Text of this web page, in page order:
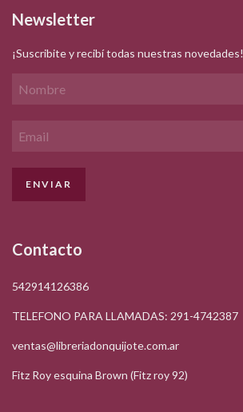
Newsletter
¡Suscribite y recibí todas nuestras novedades!
Contacto
542914126386
TELEFONO PARA LLAMADAS: 291-4742387
ventas@libreriadonquijote.com.ar
Fitz Roy esquina Brown (Fitz roy 92)